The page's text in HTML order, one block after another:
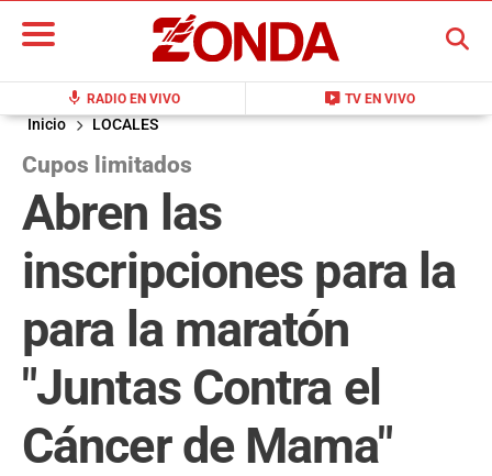
mic RADIO EN VIVO live_tv TV EN VIVO
BUSCAR
Inicio LOCALES
Cupos limitados
Abren las
inscripciones para la
para la maratón
"Juntas Contra el
Cáncer de Mama"